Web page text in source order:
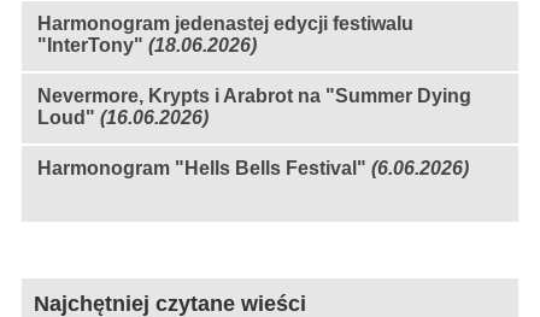
Harmonogram jedenastej edycji festiwalu
"InterTony" (18.06.2026)
Nevermore, Krypts i Arabrot na "Summer Dying
Loud" (16.06.2026)
Harmonogram "Hells Bells Festival" (6.06.2026)
Najchętniej czytane wieści